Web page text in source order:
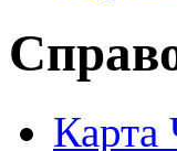
Карта